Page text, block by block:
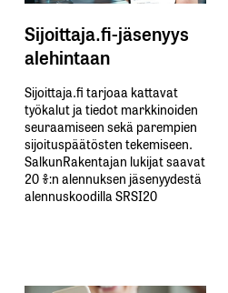
Sijoittaja.fi-jäsenyys
alehintaan
Sijoittaja.fi tarjoaa kattavat
työkalut ja tiedot markkinoiden
seuraamiseen sekä parempien
sijoituspäätösten tekemiseen.
SalkunRakentajan lukijat saavat
20 %:n alennuksen jäsenyydestä
alennuskoodilla SRSI20